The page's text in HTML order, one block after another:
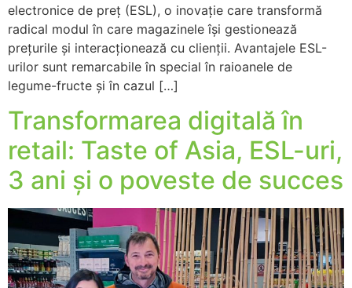
electronice de preț (ESL), o inovație care transformă
radical modul în care magazinele își gestionează
prețurile și interacționează cu clienții. Avantajele ESL-
urilor sunt remarcabile în special în raioanele de
legume-fructe și în cazul […]
Transformarea digitală în
retail: Taste of Asia, ESL-uri,
3 ani și o poveste de succes